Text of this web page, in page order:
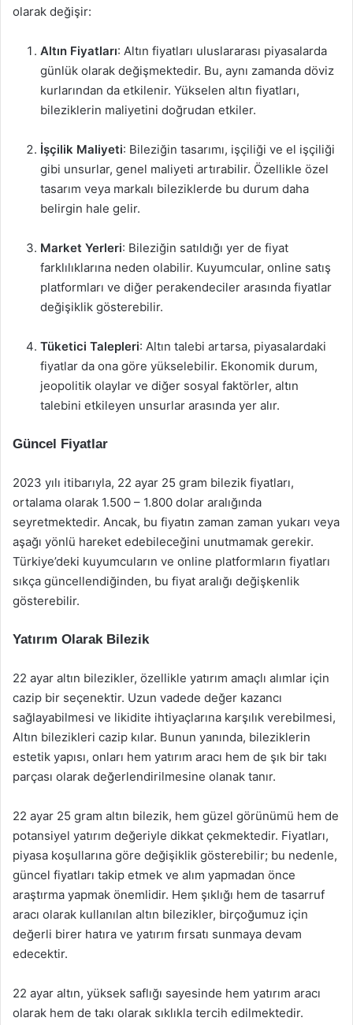
olarak değişir:
Altın Fiyatları: Altın fiyatları uluslararası piyasalarda
günlük olarak değişmektedir. Bu, aynı zamanda döviz
kurlarından da etkilenir. Yükselen altın fiyatları,
bileziklerin maliyetini doğrudan etkiler.
İşçilik Maliyeti: Bileziğin tasarımı, işçiliği ve el işçiliği
gibi unsurlar, genel maliyeti artırabilir. Özellikle özel
tasarım veya markalı bileziklerde bu durum daha
belirgin hale gelir.
Market Yerleri: Bileziğin satıldığı yer de fiyat
farklılıklarına neden olabilir. Kuyumcular, online satış
platformları ve diğer perakendeciler arasında fiyatlar
değişiklik gösterebilir.
Tüketici Talepleri: Altın talebi artarsa, piyasalardaki
fiyatlar da ona göre yükselebilir. Ekonomik durum,
jeopolitik olaylar ve diğer sosyal faktörler, altın
talebini etkileyen unsurlar arasında yer alır.
Güncel Fiyatlar
2023 yılı itibarıyla, 22 ayar 25 gram bilezik fiyatları,
ortalama olarak 1.500 – 1.800 dolar aralığında
seyretmektedir. Ancak, bu fiyatın zaman zaman yukarı veya
aşağı yönlü hareket edebileceğini unutmamak gerekir.
Türkiye’deki kuyumcuların ve online platformların fiyatları
sıkça güncellendiğinden, bu fiyat aralığı değişkenlik
gösterebilir.
Yatırım Olarak Bilezik
22 ayar altın bilezikler, özellikle yatırım amaçlı alımlar için
cazip bir seçenektir. Uzun vadede değer kazancı
sağlayabilmesi ve likidite ihtiyaçlarına karşılık verebilmesi,
Altın bilezikleri cazip kılar. Bunun yanında, bileziklerin
estetik yapısı, onları hem yatırım aracı hem de şık bir takı
parçası olarak değerlendirilmesine olanak tanır.
22 ayar 25 gram altın bilezik, hem güzel görünümü hem de
potansiyel yatırım değeriyle dikkat çekmektedir. Fiyatları,
piyasa koşullarına göre değişiklik gösterebilir; bu nedenle,
güncel fiyatları takip etmek ve alım yapmadan önce
araştırma yapmak önemlidir. Hem şıklığı hem de tasarruf
aracı olarak kullanılan altın bilezikler, birçoğumuz için
değerli birer hatıra ve yatırım fırsatı sunmaya devam
edecektir.
22 ayar altın, yüksek saflığı sayesinde hem yatırım aracı
olarak hem de takı olarak sıklıkla tercih edilmektedir.